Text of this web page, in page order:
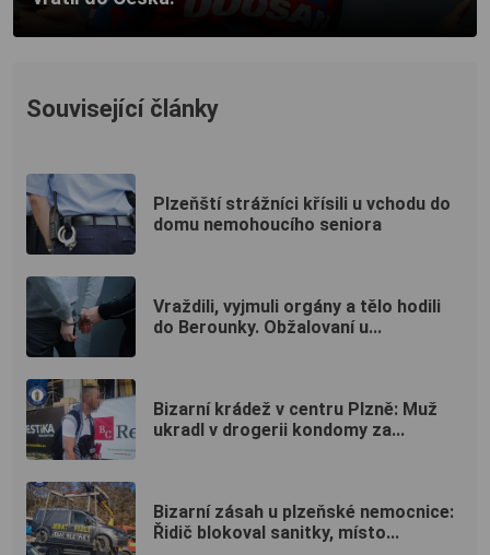
Související články
Plzeňští strážníci křísili u vchodu do
domu nemohoucího seniora
Vraždili, vyjmuli orgány a tělo hodili
do Berounky. Obžalovaní u...
Bizarní krádež v centru Plzně: Muž
ukradl v drogerii kondomy za...
Bizarní zásah u plzeňské nemocnice:
Řidič blokoval sanitky, místo...